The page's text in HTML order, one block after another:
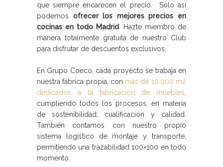
que siempre encarecen el precio. Sólo así
podemos ofrecer los mejores precios en
cocinas en todo Madrid
. Hazte miembro de
manera totalmente gratuita de nuestro Club
para disfrutar de descuentos exclusivos.
En Grupo Coeco, cada proyecto se trabaja en
nuestra fábrica propia, con más de 10.000 m2
dedicados a la fabricación de muebles
cumpliendo todos los procesos, en materia
de sostenibilidad, cualificación y calidad.
También contamos con nuestro propio
sistema logístico de montaje y transporte,
permitiendo una trazabilidad 100×100 en todo
momento.